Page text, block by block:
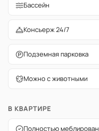
Бассейн
Консьерж 24/7
Подземная парковка
Можно с животными
В КВАРТИРЕ
Полностью меблирован